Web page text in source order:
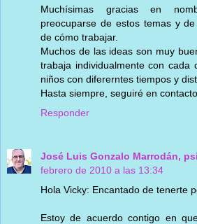
Muchísimas gracias en
preocuparse de estos temas y
de cómo trabajar.
Muchos de las ideas son muy
trabaja individualmente con
niños con difererntes tiempos y
Hasta siempre, seguiré en contacto.
Responder
José Luis Gonzalo Marrodán,
febrero de 2010 a las 13:34
Hola Vicky: Encantado de tenerte
Estoy de acuerdo contigo en